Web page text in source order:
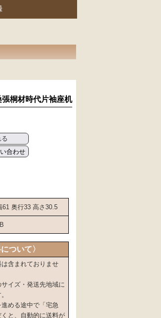
張桐材時代片袖座机
合わせ
61 奥行33 高さ30.5